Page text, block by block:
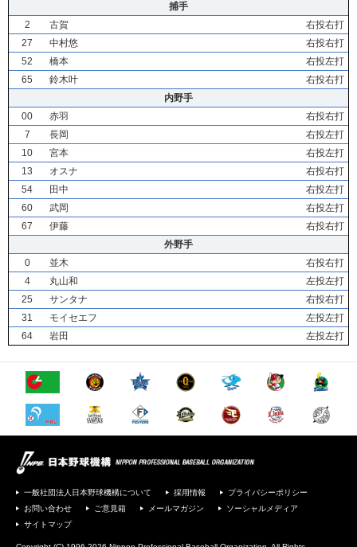
捕手
2
古賀
右投右打
27
中村悠
右投右打
52
橋本
右投左打
65
鈴木叶
右投右打
内野手
00
赤羽
右投右打
7
長岡
右投左打
10
宮本
右投左打
13
オスナ
右投右打
54
田中
右投左打
60
武岡
右投左打
67
伊藤
右投右打
外野手
0
並木
右投右打
4
丸山和
左投左打
25
サンタナ
右投右打
31
モイセエフ
左投左打
64
岩田 左投左打
一般社団法人日本野球機構について 採用情報
プライバシーポリシー
お問い合わせ
ご意見箱 メールマガジン
ソーシャルメディア
サイトマップ